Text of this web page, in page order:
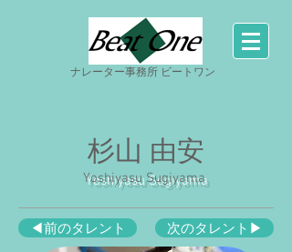
ナレーター事務所 ビートワン
杉山 由安
Yoshiyasu Sugiyama
◀前のタレント 次のタレント▶